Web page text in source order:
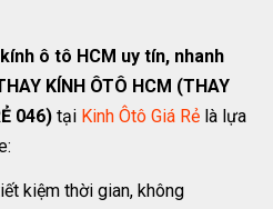
ô tô HCM uy tín, nhanh
KÍNH ÔTÔ HCM (THAY
046) tại Kinh Ôtô Giá Rẻ là lựa
kiệm thời gian, không